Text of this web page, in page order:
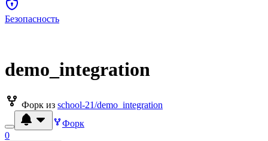
Безопасность
demo_integration
Форк из school-21/demo_integration
Форк
0